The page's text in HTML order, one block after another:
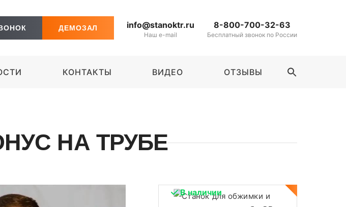
ДЕМОЗАЛ info@stanoktr.ru
Наш e-mail
8-800-700-32-63
Бесплатный звонок по России
КОНТАКТЫ ВИДЕО ОТЗЫВЫ
SEARCH
НА ТРУБЕ
В наличии